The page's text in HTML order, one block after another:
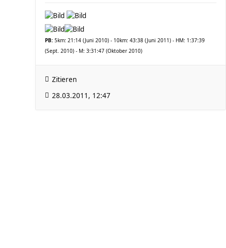
PB: 5km: 21:14 (Juni 2010) - 10km: 43:38 (Juni 2011) - HM: 1:37:39
(Sept. 2010) - M: 3:31:47 (Oktober 2010)
Zitieren
28.03.2011, 12:47